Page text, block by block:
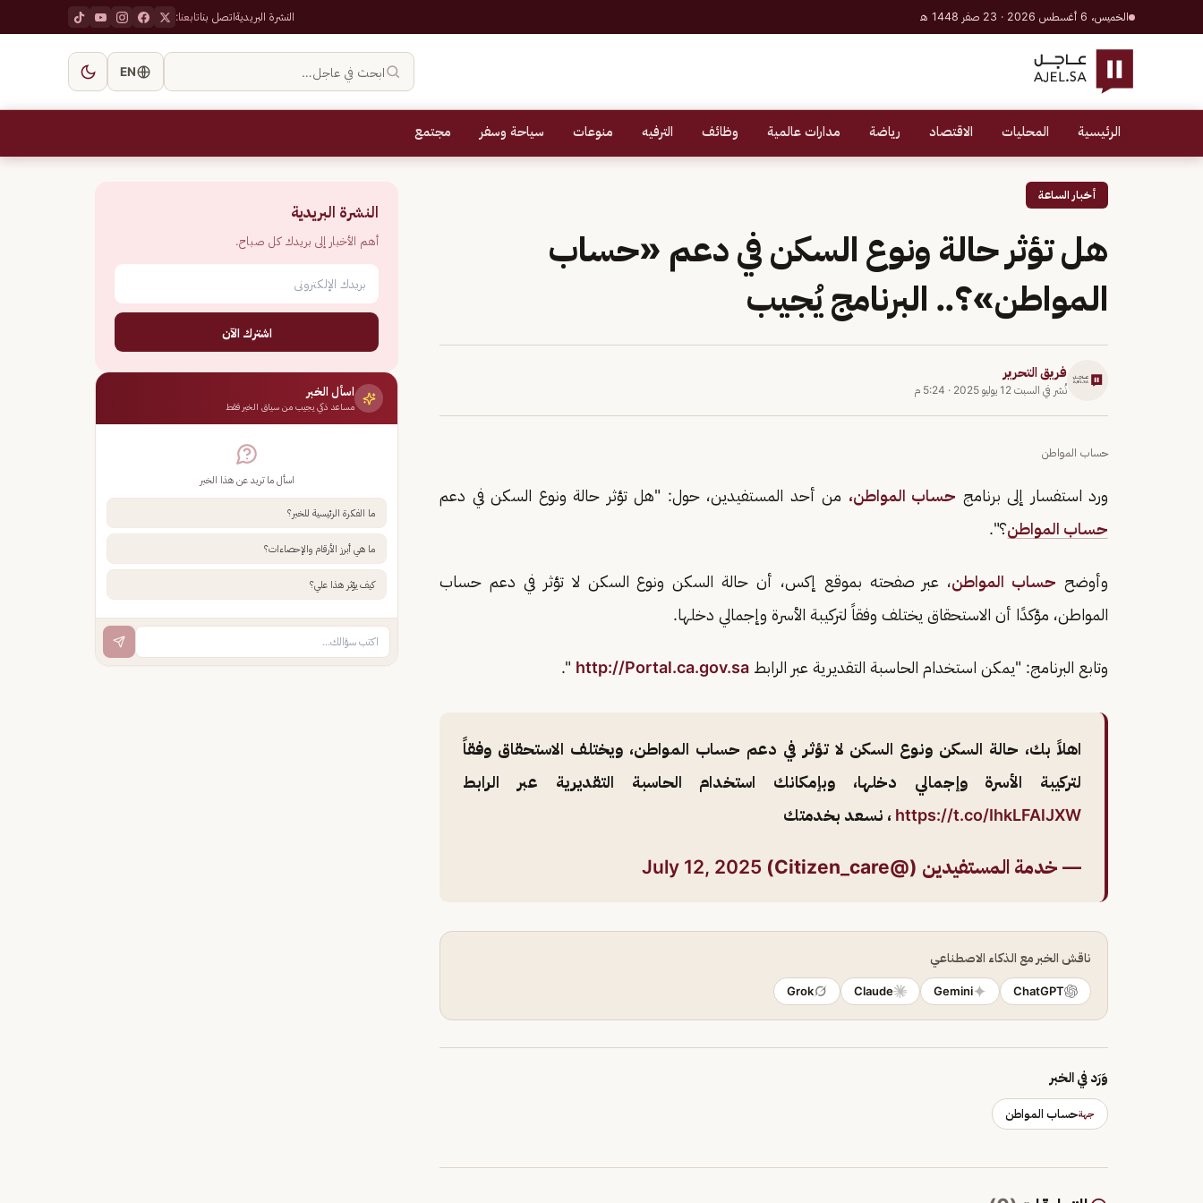
الخميس، 6 أغسطس 2026 · 23 صفر 1448 هـ النشرة البريديةاتصل بناتابعنا:
ابحث في عاجل… EN
الرئيسية المحليات الاقتصاد رياضة مدارات عالمية وظائف الترفيه منوعات سياحة وسفر مجتمع
أخبار الساعة
هل تؤثر حالة ونوع السكن في دعم «حساب
المواطن»؟.. البرنامج يُجيب
فريق التحرير
نُشر في السبت 12 يوليو 2025 · 5:24 م
حساب المواطن
ورد استفسار إلى برنامج حساب المواطن، من أحد المستفيدين، حول: "هل تؤثر حالة ونوع السكن في دعم
حساب المواطن؟".
وأوضح حساب المواطن، عبر صفحته بموقع إكس، أن حالة السكن ونوع السكن لا تؤثر في دعم حساب
المواطن، مؤكدًا أن الاستحقاق يختلف وفقاً لتركيبة الأسرة وإجمالي دخلها.
وتابع البرنامج: "يمكن استخدام الحاسبة التقديرية عبر الرابط http://Portal.ca.gov.sa
".
اهلاً بك، حالة السكن ونوع السكن لا تؤثر في دعم حساب المواطن، ويختلف الاستحقاق وفقاً
لتركيبة الأسرة وإجمالي دخلها، وبإمكانك استخدام الحاسبة التقديرية عبر الرابط
https://t.co/IhkLFAlJXW ، نسعد بخدمتك
— خدمة المستفيدين (@Citizen_care) July 12, 2025
ناقش الخبر مع الذكاء الاصطناعي
ChatGPT
Gemini
Claude
Grok
وَرَد في الخبر
جهةحساب المواطن
النشرة البريدية
أهم الأخبار إلى بريدك كل صباح.
اشترك الآن
اسأل الخبر
مساعد ذكي يجيب من سياق الخبر فقط
اسأل ما تريد عن هذا الخبر
ما الفكرة الرئيسية للخبر؟
ما هي أبرز الأرقام والإحصاءات؟
كيف يؤثر هذا علي؟